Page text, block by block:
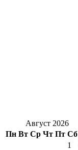
Август 2026
Пн Вт Ср Чт Пт Сб
1